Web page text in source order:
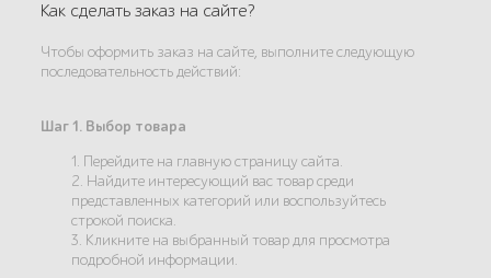
Как сделать заказ на сайте?
Чтобы оформить заказ на сайте, выполните следующую
последовательность действий:
Шаг 1. Выбор товара
1. Перейдите на главную страницу сайта.
2. Найдите интересующий вас товар среди
представленных категорий или воспользуйтесь
строкой поиска.
3. Кликните на выбранный товар для просмотра
подробной информации.